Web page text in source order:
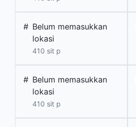
# Belum memasukkan
lokasi
410 sit p
# Belum memasukkan
lokasi
410 sit p